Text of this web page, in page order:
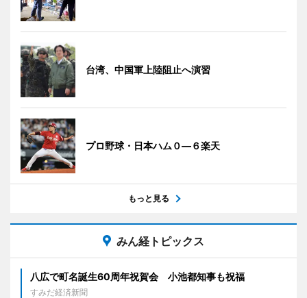
台湾、中国軍上陸阻止へ演習
プロ野球・日本ハム０―６楽天
もっと見る
みん経トピックス
八広で町名誕生60周年祝賀会 小池都知事も祝福
すみだ経済新聞